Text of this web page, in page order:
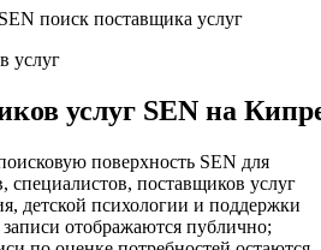
поиск поставщика услуг
услуг
услуг SEN на
поверхность SEN для
специалистов, поставщиков услуг
детской психологии и поддержки
отображаются публично;